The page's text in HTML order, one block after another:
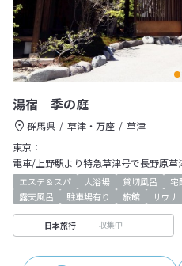
湯宿 季の庭
群馬県 草津・万座
草津
東京：
電車/上野駅より特急草津号で長野原
エステ＆スパ 大浴場 貸切風呂 宅
露天風呂
駐車場有り 旅館 サウナ
日本旅行 収集中